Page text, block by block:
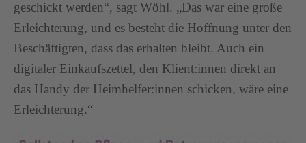
geschickt werden“, sagt Wöhl. „Das war eine große
Erleichterung, und es besteht die Hoffnung unter den
Beschäftigten, dass das erhalten bleibt. Auch ein
digitaler Einkaufszettel, den Klient:innen direkt an
das Handy der Heimhelfer:innen schicken, wäre eine
Erleichterung.“